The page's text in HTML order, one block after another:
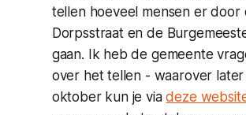
tellen hoeveel mensen er door
Dorpsstraat en de
gaan. Ik heb de gemeente
over het tellen - waarover later
oktober kun je viadeze